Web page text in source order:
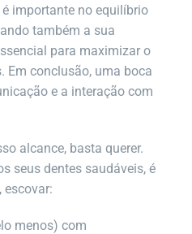
importante no equilíbrio
também a sua
para maximizar o
Em conclusão, uma boca
e a interação com
alcance, basta querer.
seus dentes saudáveis, é
escovar:
menos) com